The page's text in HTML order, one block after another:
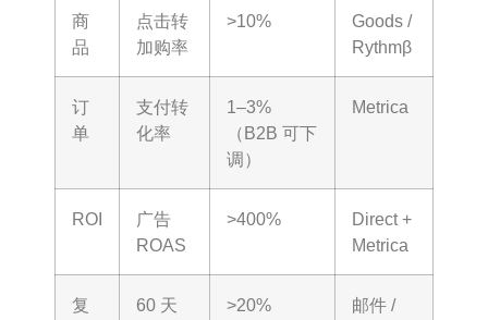
商
品
点击转
加购率
>10%
Goods /
Rythmβ
订
单
支付转
化率
1–3%
（B2B 可下
调）
Metrica
ROI
广告
ROAS
>400%
Direct +
Metrica
复
60 天
>20%
邮件 /